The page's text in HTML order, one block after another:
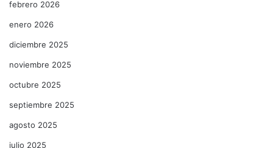
febrero 2026
enero 2026
diciembre 2025
noviembre 2025
octubre 2025
septiembre 2025
agosto 2025
julio 2025